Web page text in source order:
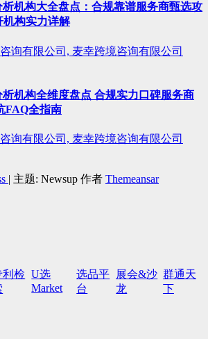
析机构大全盘点：合规靠谱服务商甄选攻
机构实力详解
询有限公司, 麦幸跨境咨询有限公司
析机构全维度盘点 合规实力口碑服务商
FAQ全指南
询有限公司, 麦幸跨境咨询有限公司
| 主题: Newsup 作者 Themeansar
利检
U选
Market
选品平
台
展会&沙
龙
群通天
下